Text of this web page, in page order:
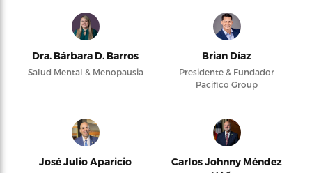
Dra. Bárbara D. Barros
Salud Mental & Menopausia
Brian Díaz
Presidente & Fundador
Pacifico Group
José Julio Aparicio
Carlos Johnny Méndez